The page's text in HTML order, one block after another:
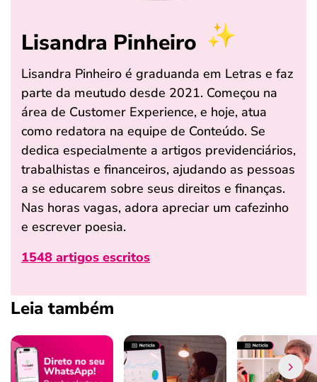
Lisandra Pinheiro
Lisandra Pinheiro é graduanda em Letras e faz
parte da meutudo desde 2021. Começou na
área de Customer Experience, e hoje, atua
como redatora na equipe de Conteúdo. Se
dedica especialmente a artigos previdenciários,
trabalhistas e financeiros, ajudando as pessoas
a se educarem sobre seus direitos e finanças.
Nas horas vagas, adora apreciar um cafezinho
e escrever poesia.
1548 artigos escritos
Leia também